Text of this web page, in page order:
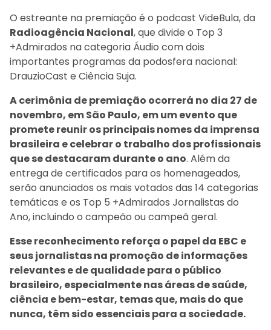
O estreante na premiação é o podcast VideBula, da
Radioagência Nacional, que divide o Top 3
+Admirados na categoria Áudio com dois
importantes programas da podosfera nacional:
DrauzioCast e Ciência Suja.
A cerimônia de premiação ocorrerá no dia 27 de
novembro, em São Paulo, em um evento que
promete reunir os principais nomes da imprensa
brasileira e celebrar o trabalho dos profissionais
que se destacaram durante o ano. Além da
entrega de certificados para os homenageados,
serão anunciados os mais votados das 14 categorias
temáticas e os Top 5 +Admirados Jornalistas do
Ano, incluindo o campeão ou campeã geral.
Esse reconhecimento reforça o papel da EBC e
seus jornalistas na promoção de informações
relevantes e de qualidade para o público
brasileiro, especialmente nas áreas de saúde,
ciência e bem-estar, temas que, mais do que
nunca, têm sido essenciais para a sociedade.